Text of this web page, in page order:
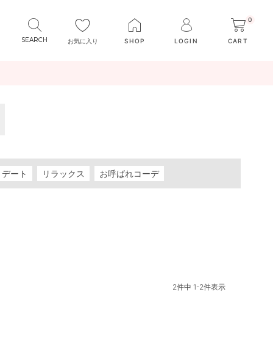
お気に入り SHOP LOGIN
0
CART
デート リラックス お呼ばれコーデ
2件中 1-2件表示